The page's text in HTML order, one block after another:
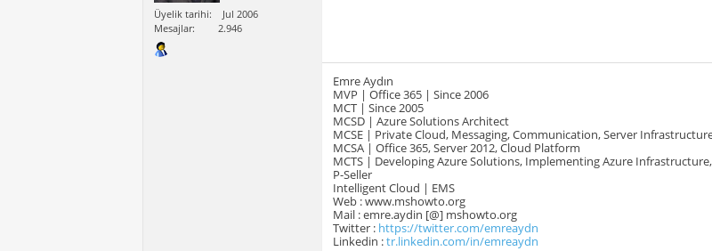
Üyelik tarihi
Jul 2006
Mesajlar
2.946
Emre Aydın
MVP | Office 365 | Since 2006
MCT | Since 2005
MCSD | Azure Solutions Architect
MCSE | Private Cloud, Messaging, Communication, Server
MCSA | Office 365, Server 2012, Cloud Platform
MCTS | Developing Azure Solutions, Implementing Azure
P-Seller
Intelligent Cloud | EMS
Web : www.mshowto.org
Mail : emre.aydin [@] mshowto.org
Twitter : https://twitter.com/emreaydn
Linkedin :tr.linkedin.com/in/emreaydn